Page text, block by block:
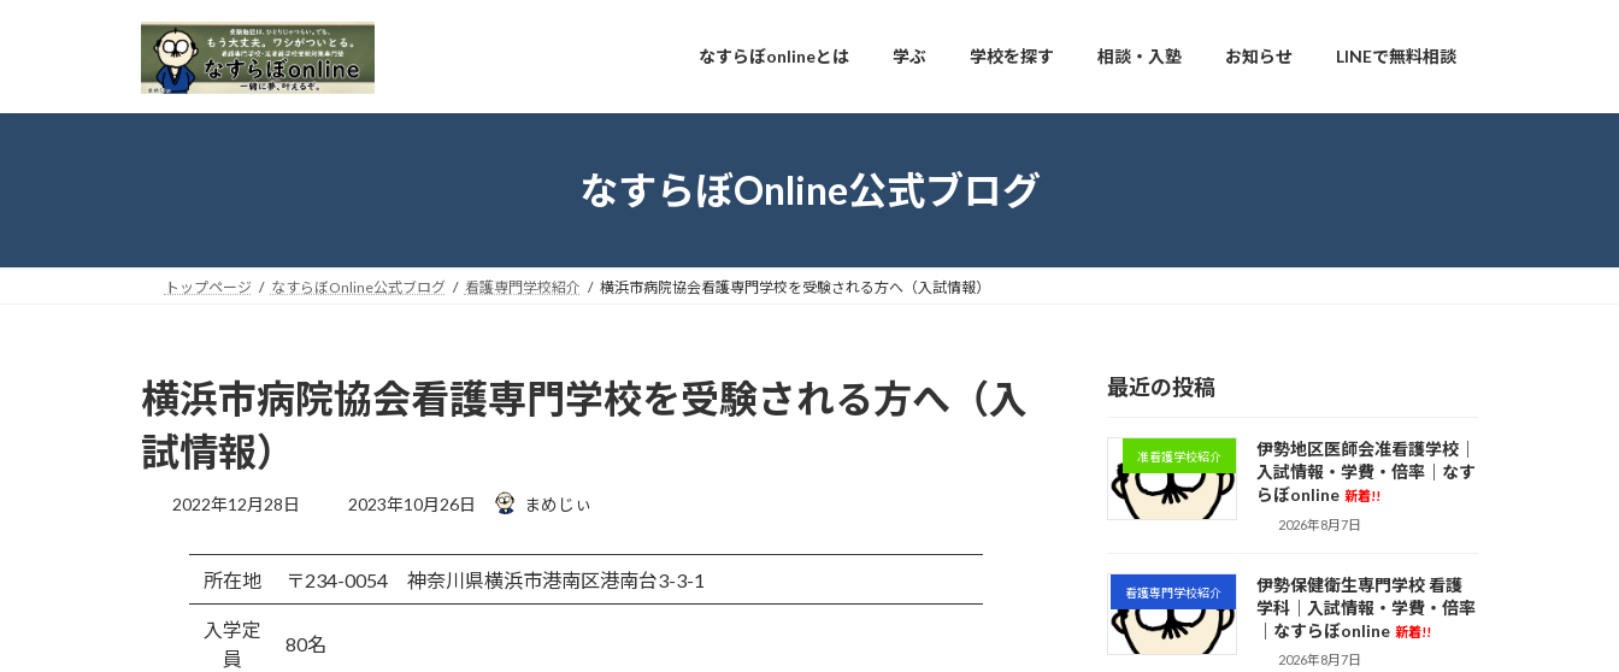
プ
動
なすらぼonlineとは 学ぶ 学校を探す 相談・入塾 お知らせ LINEで無料相談
なすらぼOnline公式ブログ
トップページ なすらぼOnline公式ブログ 看護専門学校紹介 横浜市病院協会看護専門学校を受験される方へ（入試情報）
横浜市病院協会看護専門学校を受験される方へ（入
試情報）
2022年12月28日
最
新
2023年10月26日 まめじぃ
所在地 〒234-0054 神奈川県横浜市港南区港南台3-3-1
入学定
員
80名
最近の投稿
准看護学校紹介
伊勢地区医師会准看護学校｜
入試情報・学費・倍率｜なす
らぼonline 新着!!
2026年8月7日
看護専門学校紹介
伊勢保健衛生専門学校 看護
学科｜入試情報・学費・倍率
｜なすらぼonline 新着!!
2026年8月7日